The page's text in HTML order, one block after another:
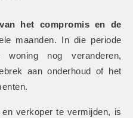
het compromis en de
maanden. In die periode
nog veranderen,
aan onderhoud of het
verkoper te vermijden, is